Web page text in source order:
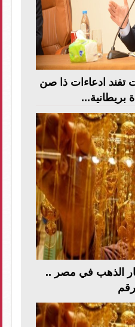
تفند ادعاءات ذا صن
بريطانية...
الذهب في مصر ..